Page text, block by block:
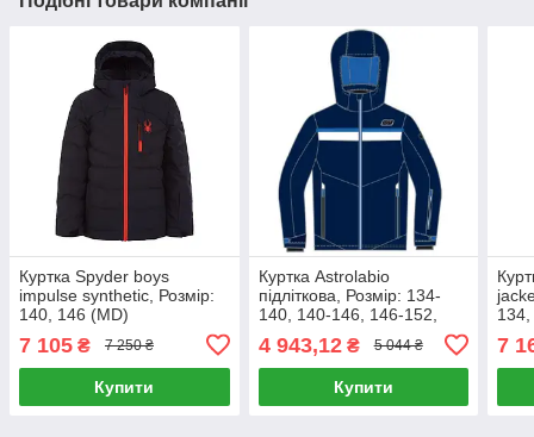
Куртка Spyder boys
impulse synthetic, Розмір:
140, 146 (MD)
7 105 ₴ 7 250 ₴
Купити
Куртка Astrolabio
підліткова, Розмір: 134-
140, 140-146, 146-152,
158-164, 164-170, 152-158
(MD)
4 943,12₴ 5 044 ₴
Купити
7